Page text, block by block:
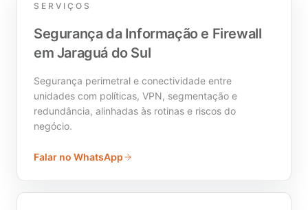
SERVIÇOS
Segurança da Informação e Firewall
em Jaraguá do Sul
Segurança perimetral e conectividade entre
unidades com políticas, VPN, segmentação e
redundância, alinhadas às rotinas e riscos do
negócio.
Falar no WhatsApp